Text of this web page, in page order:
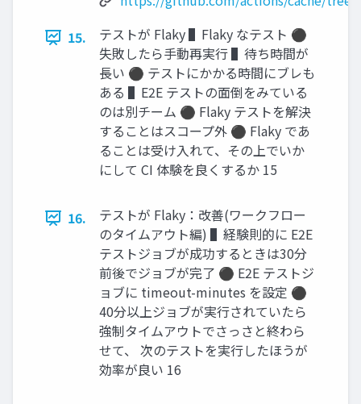
15.
テストが Flaky ▌Flaky なテスト ⚫
失敗したら手動再実行 ▌待ち時間が
長い ⚫ テストにかかる時間にブレも
ある ▌E2E テストの面倒をみている
のは別チーム ⚫ Flaky テストを解決
することはスコープ外 ⚫ Flaky であ
ることは受け入れて、その上でいか
にして CI 体験を良くするか 15
16.
テストが Flaky：改善(ワークフロー
のタイムアウト編) ▌経験則的に E2E
テストジョブが成功するときは30分
前後でジョブが完了 ⚫ E2E テストジ
ョブに timeout-minutes を設定 ⚫
40分以上ジョブが実行されていたら
強制タイムアウトでさっさと終わら
せて、 次のテストを実行したほうが
効率が良い 16